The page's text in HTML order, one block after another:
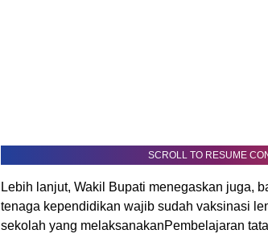
SCROLL TO RESUME
Lebih lanjut, Wakil Bupati menegaskan juga,
tenaga kependidikan wajib sudah vaksinasi
sekolah yang melaksanakanPembelajaran